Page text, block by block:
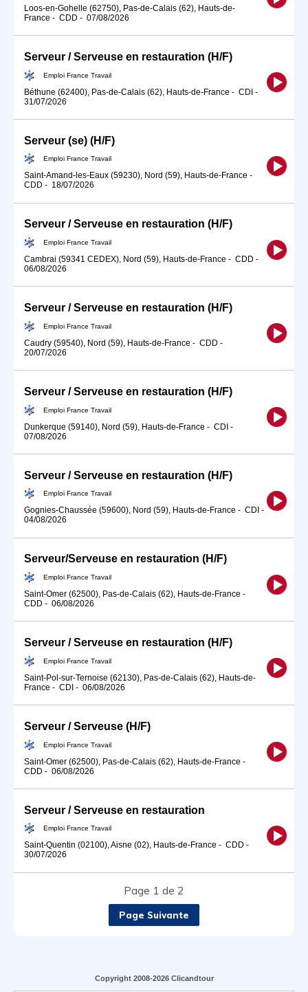
Loos-en-Gohelle (62750), Pas-de-Calais (62), Hauts-de-
France - CDD - 07/08/2026
Serveur / Serveuse en restauration (H/F)
Emploi France Travail
Béthune (62400), Pas-de-Calais (62), Hauts-de-France - CDI -
31/07/2026
Serveur (se) (H/F)
Emploi France Travail
Saint-Amand-les-Eaux (59230), Nord (59), Hauts-de-France -
CDD - 18/07/2026
Serveur / Serveuse en restauration (H/F)
Emploi France Travail
Cambrai (59341 CEDEX), Nord (59), Hauts-de-France - CDD -
06/08/2026
Serveur / Serveuse en restauration (H/F)
Emploi France Travail
Caudry (59540), Nord (59), Hauts-de-France - CDD -
20/07/2026
Serveur / Serveuse en restauration (H/F)
Emploi France Travail
Dunkerque (59140), Nord (59), Hauts-de-France - CDI -
07/08/2026
Serveur / Serveuse en restauration (H/F)
Emploi France Travail
Gognies-Chaussée (59600), Nord (59), Hauts-de-France - CDI -
04/08/2026
Serveur/Serveuse en restauration (H/F)
Emploi France Travail
Saint-Omer (62500), Pas-de-Calais (62), Hauts-de-France -
CDD - 06/08/2026
Serveur / Serveuse en restauration (H/F)
Emploi France Travail
Saint-Pol-sur-Ternoise (62130), Pas-de-Calais (62), Hauts-de-
France - CDI - 06/08/2026
Serveur / Serveuse (H/F)
Emploi France Travail
Saint-Omer (62500), Pas-de-Calais (62), Hauts-de-France -
CDD - 06/08/2026
Serveur / Serveuse en restauration
Emploi France Travail
Saint-Quentin (02100), Aisne (02), Hauts-de-France - CDD -
30/07/2026
Page 1 de 2
Page Suivante
Copyright 2008-2026 Clicandtour